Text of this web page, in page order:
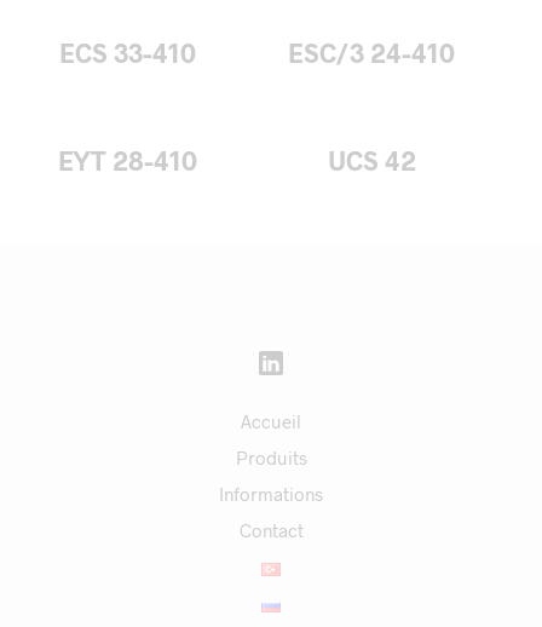
ECS 33-410 ESC/3 24-410
EYT 28-410 UCS 42
Accueil
Produits
Informations
Contact